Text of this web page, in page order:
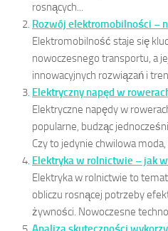
rosnących...
Rozwój elektromobilności –
Elektromobilność staje się
nowoczesnego transportu, a
innowacyjnych rozwiązań i
Elektryczny napęd w
Elektryczne napędy w
popularne, budząc
Czy to jedynie chwilowa moda,
Elektryka w rolnictwie – jak
Elektryka w rolnictwie to
obliczu rosnącej potrzeby
żywności. Nowoczesne